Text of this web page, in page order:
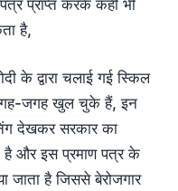
पत्र प्राप्त करके कहीं भी
है,
के द्वारा चलाई गई स्किल
जगह खुल चुके हैं, इन
देखकर सरकार का
है और इस प्रमाण पत्र के
जाता है जिससे बेरोजगार